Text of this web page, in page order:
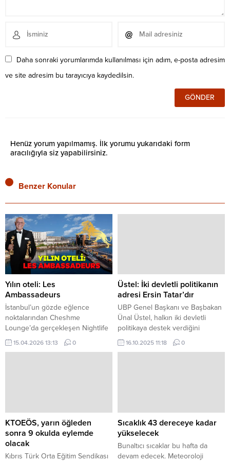
Daha sonraki yorumlarımda kullanılması için adım, e-posta adresim
ve site adresim bu tarayıcıya kaydedilsin.
Henüz yorum yapılmamış. İlk yorumu yukarıdaki form
aracılığıyla siz yapabilirsiniz.
Benzer Konular
Yılın oteli: Les
Ambassadeurs
İstanbul’un gözde eğlence
noktalarından Cheshme
Lounge’da gerçekleşen Nightlife
Dergisi’nin “Yaza Merhaba” partisi
ve ödül töreni, iş, sanat, cemiyet
profiliyle dikkat çekerken,
gecenin en önemli anlarından biri
ödül töreni oldu. Gecede yılın...
15.04.2026 13:13 0
Üstel: İki devletli politikanın
adresi Ersin Tatar’dır
UBP Genel Başkanı ve Başbakan
Ünal Üstel, halkın iki devletli
politikaya destek verdiğini
kaydederek, seçimin sonucunu
ilan etti. Ulusal Birlik Partisi (UBP)
yayına katılan Üstel, Kıbrıslı
Rumların zihniyetinin
değişmediğine dikkat çekti.
Üstel,...
16.10.2025 11:18 0
KTOEÖS, yarın öğleden
sonra 9 okulda eylemde
olacak
Kıbrıs Türk Orta Eğitim Sendikası
Sıcaklık 43 dereceye kadar
yükselecek
Bunaltıcı sıcaklar bu hafta da
devam edecek. Meteoroloji